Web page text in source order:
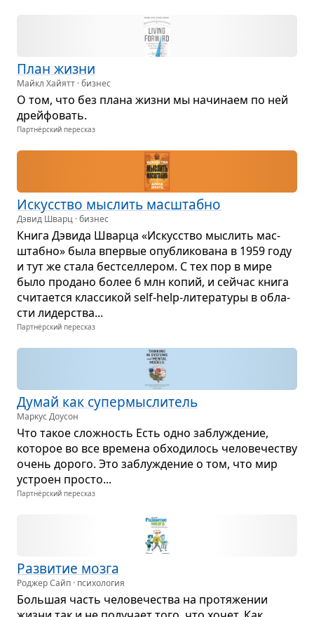
План жизни
Майкл Хайятт · бизнес
О том, что без плана жизни мы начи­наем по ней
дрей­фо­вать.
Партнёрский пересказ
Искус­ство мыс­лить мас­штабно
Дэвид Шварц · бизнес
Книга Дэвида Шварца «Искус­ство мыс­лить мас­
штабно» была впер­вые опуб­ли­ко­вана в 1959 году
и тут же стала бест­сел­ле­ром. С тех пор в мире
было про­дано более 6 млн копий, и сейчас книга
счи­та­ется клас­си­кой self-help-лите­ра­туры в обла­
сти лидер­ства...
Партнёрский пересказ
Думай как супер­мыс­ли­тель
Маркус Доусон
Что такое слож­ность Есть одно заблу­жде­ние,
кото­рое во все вре­мена обхо­ди­лось чело­ве­че­ству
очень дорого. Это заблу­жде­ние о том, что мир
устроен про­сто...
Партнёрский пересказ
Раз­ви­тие мозга
Роджер Сайп · психология
Боль­шая часть чело­ве­че­ства на про­тя­же­нии